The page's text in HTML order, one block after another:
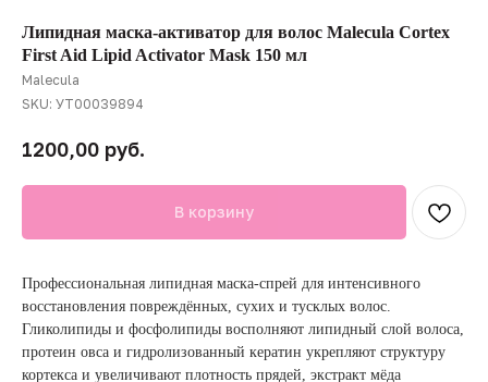
Липидная маска-активатор для волос Malecula Cortex
First Aid Lipid Activator Mask 150 мл
Malecula
SKU: УТ00039894
1200,00 руб.
В корзину
Профессиональная липидная маска-спрей для интенсивного
восстановления повреждённых, сухих и тусклых волос.
Гликолипиды и фосфолипиды восполняют липидный слой волоса,
протеин овса и гидролизованный кератин укрепляют структуру
кортекса и увеличивают плотность прядей, экстракт мёда